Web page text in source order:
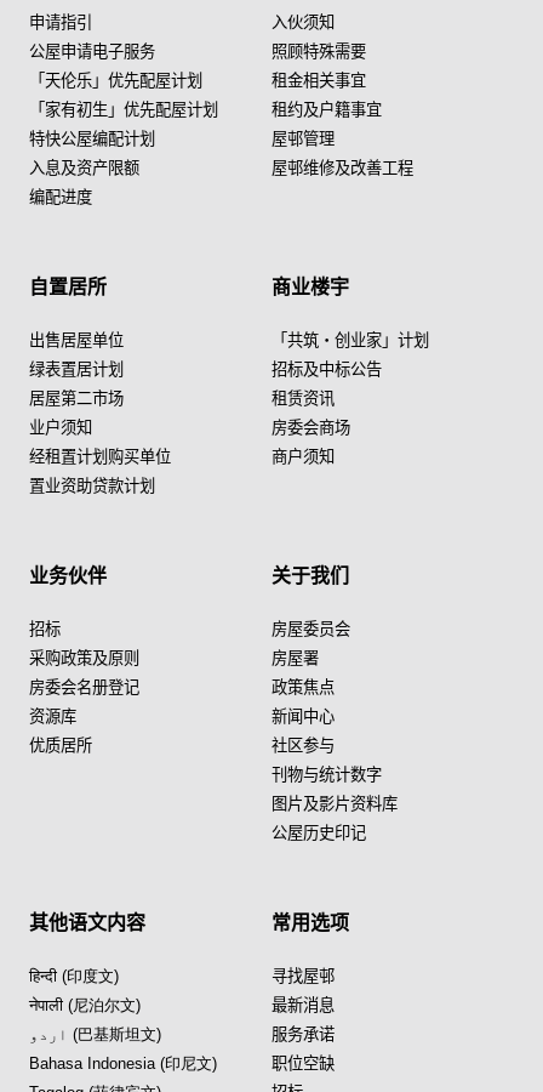
申请指引
公屋申请电子服务
「天伦乐」优先配屋计划
「家有初生」优先配屋计划
特快公屋编配计划
入息及资产限额
编配进度
入伙须知
照顾特殊需要
租金相关事宜
租约及户籍事宜
屋邨管理
屋邨维修及改善工程
自置居所
出售居屋单位
绿表置居计划
居屋第二市场
业户须知
经租置计划购买单位
置业资助贷款计划
商业楼宇
「共筑・创业家」计划
招标及中标公告
租赁资讯
房委会商场
商户须知
业务伙伴
招标
采购政策及原则
房委会名册登记
资源库
优质居所
关于我们
房屋委员会
房屋署
政策焦点
新闻中心
社区参与
刊物与统计数字
图片及影片资料库
公屋历史印记
其他语文内容
हिन्दी (印度文)
नेपाली (尼泊尔文)
اردو (巴基斯坦文)
Bahasa Indonesia (印尼文)
常用选项
寻找屋邨
最新消息
服务承诺
职位空缺